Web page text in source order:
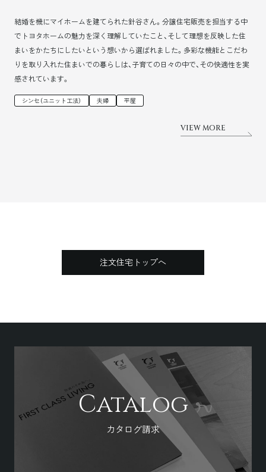
結婚を機にマイホームを建てられた針谷さん。分譲住宅販売を担当する中
でトヨタホームの魅力を深く理解していたこと、そして理想を反映した住
まいをかたちにしたいという想いから選ばれました。多彩な機能とこだわ
りを取り入れた住まいでの暮らしは、子育ての日々の中で、その快適性を実
感されています。
シンセ（ユニット工法） 夫婦 平屋
VIEW MORE
注文住宅トップへ
Catalog
カタログ請求